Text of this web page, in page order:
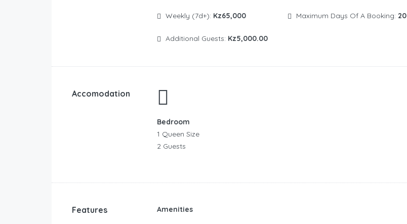
Weekly (7d+): Kz65,000
Additional Guests: Kz5,000.00
Maximum Days Of A Booking: 20
Accomodation
Bedroom
1 Queen Size
2 Guests
Features Amenities